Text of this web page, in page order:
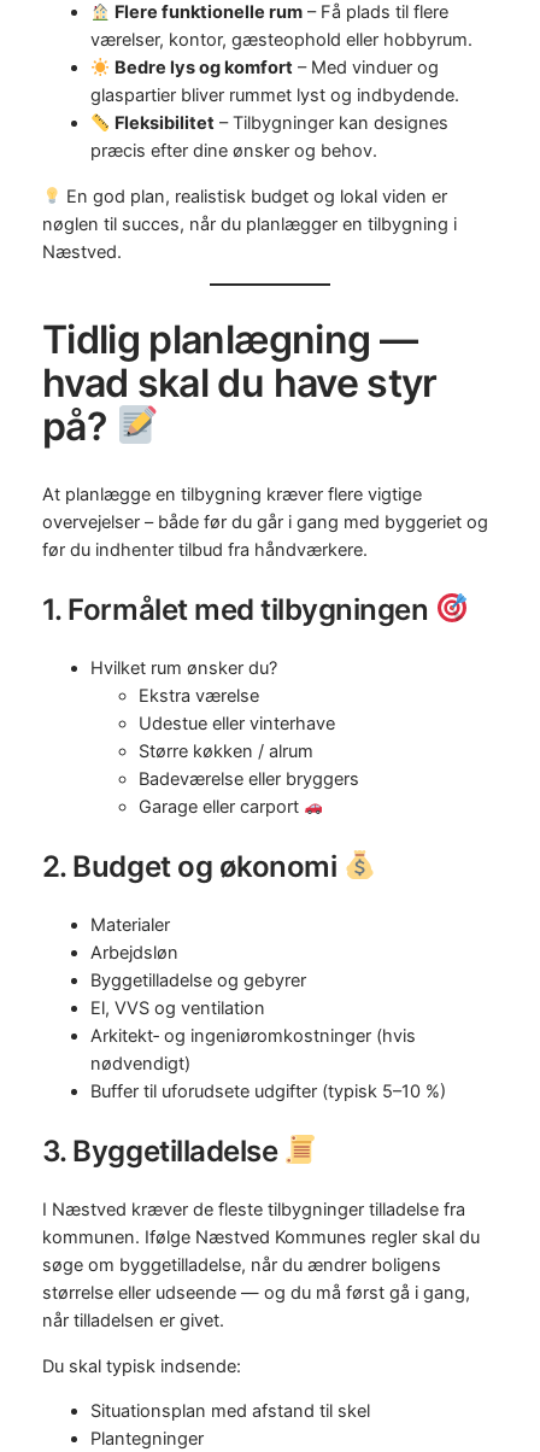
Flere funktionelle rum – Få plads til flere
værelser, kontor, gæsteophold eller hobbyrum.
Bedre lys og komfort – Med vinduer og
glaspartier bliver rummet lyst og indbydende.
Fleksibilitet – Tilbygninger kan designes
præcis efter dine ønsker og behov.
En god plan, realistisk budget og lokal viden er
nøglen til succes, når du planlægger en tilbygning i
Næstved.
Tidlig planlægning —
hvad skal du have styr
på?
At planlægge en tilbygning kræver flere vigtige
overvejelser – både før du går i gang med byggeriet og
før du indhenter tilbud fra håndværkere.
1. Formålet med tilbygningen
Hvilket rum ønsker du?
Ekstra værelse
Udestue eller vinterhave
Større køkken / alrum
Badeværelse eller bryggers
Garage eller carport
2. Budget og økonomi
Materialer
Arbejdsløn
Byggetilladelse og gebyrer
El, VVS og ventilation
Arkitekt‑ og ingeniøromkostninger (hvis
nødvendigt)
Buffer til uforudsete udgifter (typisk 5–10 %)
3. Byggetilladelse
I Næstved kræver de fleste tilbygninger tilladelse fra
kommunen. Ifølge Næstved Kommunes regler skal du
søge om byggetilladelse, når du ændrer boligens
størrelse eller udseende — og du må først gå i gang,
når tilladelsen er givet.
Du skal typisk indsende:
Situationsplan med afstand til skel
Plantegninger